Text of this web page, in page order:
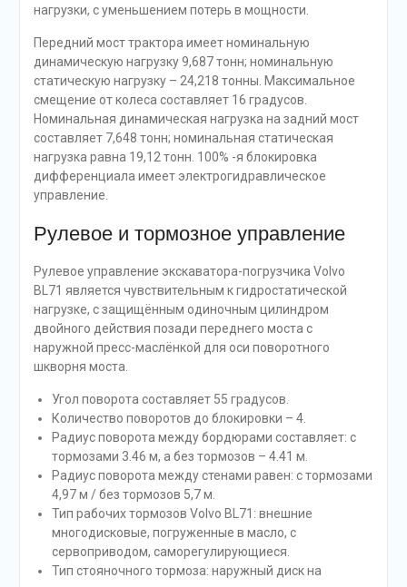
нагрузки, с уменьшением потерь в мощности.
Передний мост трактора имеет номинальную
динамическую нагрузку 9,687 тонн; номинальную
статическую нагрузку – 24,218 тонны. Максимальное
смещение от колеса составляет 16 градусов.
Номинальная динамическая нагрузка на задний мост
составляет 7,648 тонн; номинальная статическая
нагрузка равна 19,12 тонн. 100% -я блокировка
дифференциала имеет электрогидравлическое
управление.
Рулевое и тормозное управление
Рулевое управление экскаватора-погрузчика Volvo
BL71 является чувствительным к гидростатической
нагрузке, с защищённым одиночным цилиндром
двойного действия позади переднего моста с
наружной пресс-маслёнкой для оси поворотного
шкворня моста.
Угол поворота составляет 55 градусов.
Количество поворотов до блокировки – 4.
Радиус поворота между бордюрами составляет: с
тормозами 3.46 м, а без тормозов – 4.41 м.
Радиус поворота между стенами равен: с тормозами
4,97 м / без тормозов 5,7 м.
Тип рабочих тормозов Volvo BL71: внешние
многодисковые, погруженные в масло, с
сервоприводом, саморегулирующиеся.
Тип стояночного тормоза: наружный диск на